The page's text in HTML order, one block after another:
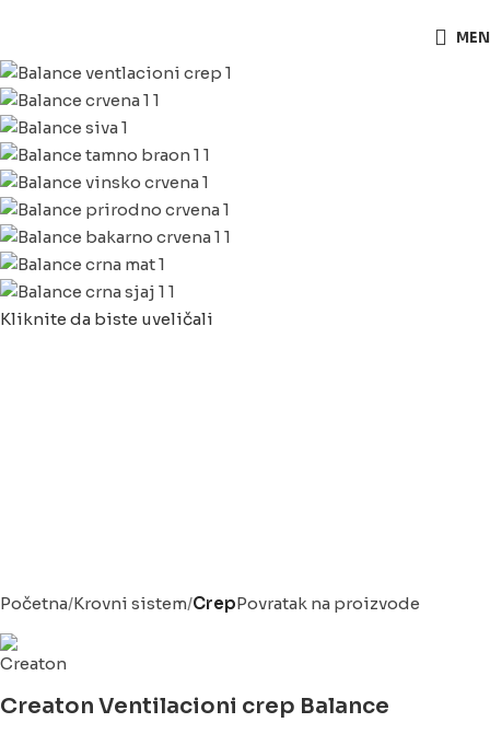
Kliknite da biste uveličali
Početna Krovni sistem CrepPovratak na proizvode
Creaton Ventilacioni crep Balance